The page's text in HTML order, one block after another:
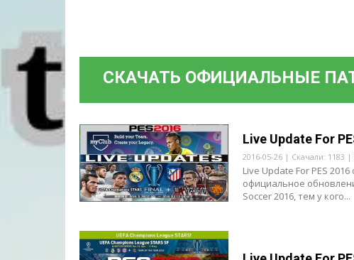
СКАЧАТЬ ОФИЦИАЛЬНЫЕ
Live Update For
2016-05-26 | Скачали: 1183 |
Live Update For PES
официальное
Soccer 2016, тем у кого...